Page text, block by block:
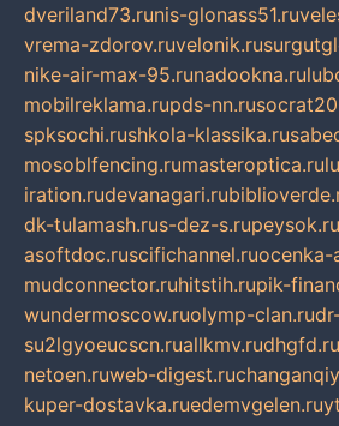
dveriland73.runis-glonass51.ru
vrema-zdorov.ruvelonik.ru
nike-air-max-95.runadookna.ru
mobilreklama.rupds-nn.ru
spksochi.rushkola-klassika.ru
mosoblfencing.rumasteroptica.ru
iration.rudevanagari.ru
dk-tulamash.rus-dez-s.rupeysok.ru
asoftdoc.ruscifichannel.ruocenka-
mudconnector.ruhitstih.rupik-
wundermoscow.ruolymp-clan.ru
su2lgyoeucscn.ruallkmv.rudhgfd.ru
netoen.ruweb-digest.ru
kuper-dostavka.ruedemvgelen.ru